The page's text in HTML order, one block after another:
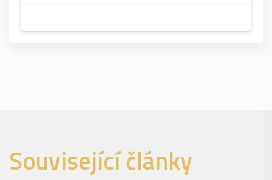
Související články